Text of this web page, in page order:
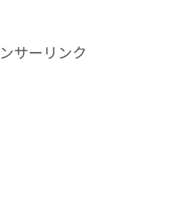
サーリンク